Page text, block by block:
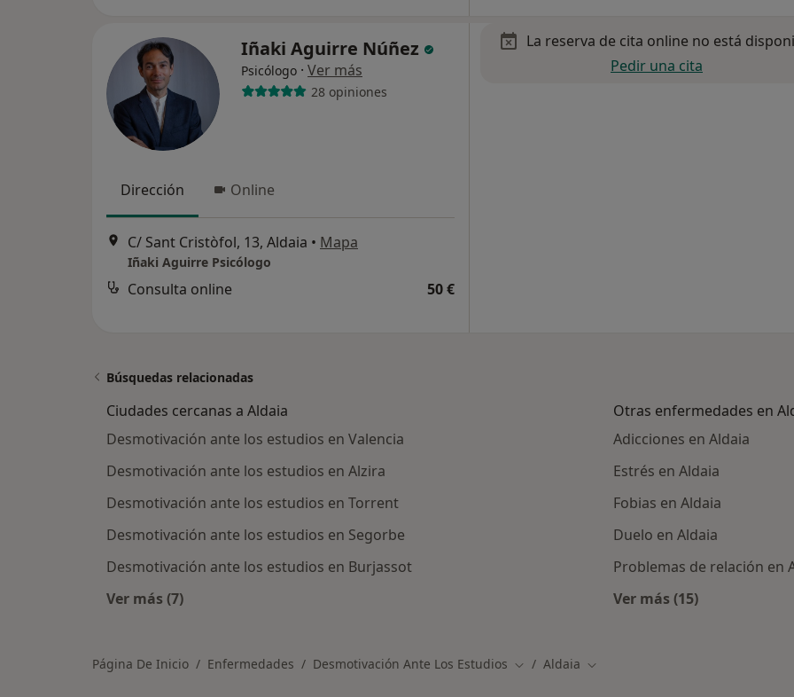
Iñaki Aguirre Núñez
Psicólogo · Ver más
28 opiniones
Dirección Online
C/ Sant Cristòfol, 13, Aldaia • Mapa
Iñaki Aguirre Psicólogo
Consulta online 50 €
La reserva de cita online no está
Pedir una cita
Búsquedas relacionadas
Ciudades cercanas a Aldaia
Desmotivación ante los estudios en Valencia
Desmotivación ante los estudios en Alzira
Desmotivación ante los estudios en Torrent
Desmotivación ante los estudios en Segorbe
Desmotivación ante los estudios en Burjassot
Ver más (7)
Otras enfermedades en
Adicciones en Aldaia
Estrés en Aldaia
Fobias en Aldaia
Duelo en Aldaia
Problemas de relación en
Ver más (15)
Página De Inicio Enfermedades Desmotivación Ante Los Estudios Cambiar de ciudad
Aldaia Cambiar de ciudad